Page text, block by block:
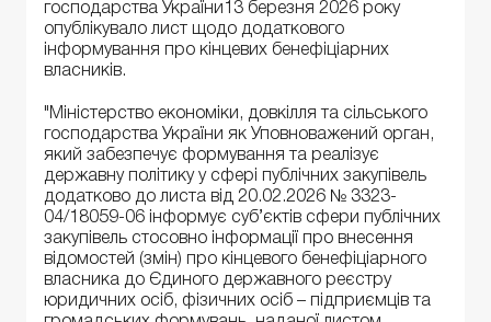
господарства України13 березня 2026 року
опублікувало лист щодо додаткового
інформування про кінцевих бенефіціарних
власників.
"Міністерство економіки, довкілля та сільського
господарства України як Уповноважений орган,
який забезпечує формування та реалізує
державну політику у сфері публічних закупівель
додатково до листа від 20.02.2026 № 3323-
04/18059-06 інформує суб’єктів сфери публічних
закупівель стосовно інформації про внесення
відомостей (змін) про кінцевого бенефіціарного
власника до Єдиного державного реєстру
юридичних осіб, фізичних осіб – підприємців та